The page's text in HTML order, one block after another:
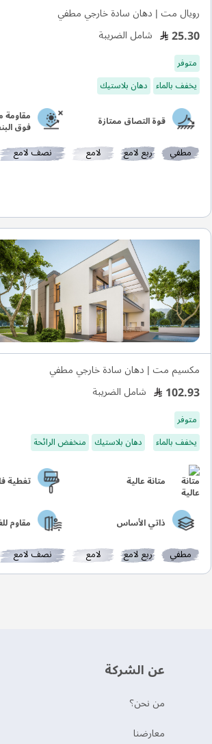
رويال مت | دهان سادة خارجي مطفي
25.30 شامل الضريبة
متوفر
يخفف بالماء دهان بلاستيك
قوة التصاق ممتازة مقاومة
فوق
مطفي ربع لامع لامع نصف لامع
مكسيم مت | دهان سادة خارجي مطفي
102.93 شامل الضريبة
متوفر
يخفف بالماء
دهان بلاستيك منخفض الرائحة
متانة عالية تغطية
ذاتي الأساس مقاوم
مطفي ربع لامع لامع نصف لامع
عن الشركة
من نحن؟
‫معارضنا‬